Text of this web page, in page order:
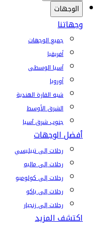
الوجهات
وجهاتنا
جميع الوجهات
أفريقيا
آسيا الوسطى
أوروبا
شبه القارة الهندية
الشرق الأوسط
جنوب شرق آسيا
أفضل الوجهات
رحلات إلى تبيليسي
رحلات إلى ماليه
رحلات إلى كولومبو
رحلات إلى باكو
رحلات إلى زنجبار
اكتشف المزيد